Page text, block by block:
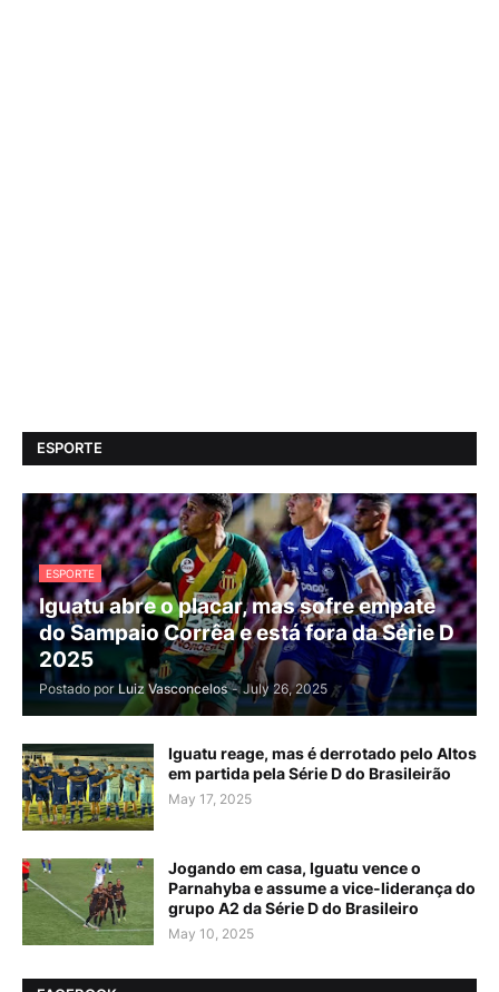
ESPORTE
ESPORTE
Iguatu abre o placar, mas sofre empate
do Sampaio Corrêa e está fora da Série D
2025
Postado por Luiz Vasconcelos - July 26, 2025
Iguatu reage, mas é derrotado pelo Altos
em partida pela Série D do Brasileirão
May 17, 2025
Jogando em casa, Iguatu vence o
Parnahyba e assume a vice-liderança do
grupo A2 da Série D do Brasileiro
May 10, 2025